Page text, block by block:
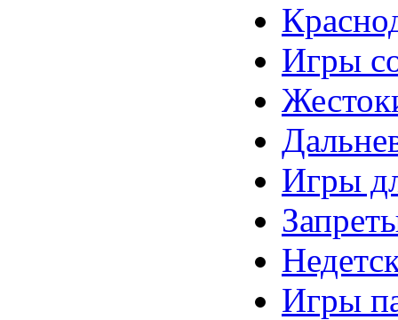
Игры
Игры
Игры